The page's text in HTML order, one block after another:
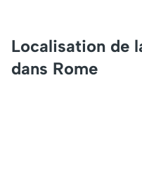
Localisation de
dans Rome